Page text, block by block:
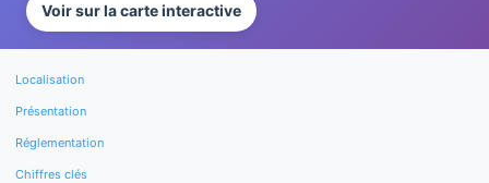
Voir sur la carte interactive
Localisation
Présentation
Réglementation
Chiffres clés